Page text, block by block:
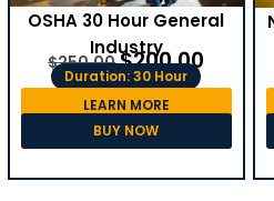
OSHA 30 Hour General
Industry
$250.00 $200.00
Duration: 30 Hour
LEARN MORE
BUY NOW